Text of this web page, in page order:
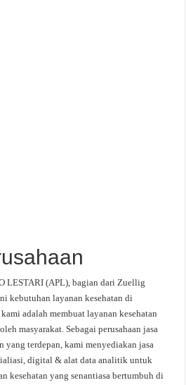
LESTARI (APL), bagian dari Zuellig
kebutuhan layanan kesehatan di
adalah membuat layanan kesehatan
masyarakat. Sebagai perusahaan jasa
yang terdepan, kami menyediakan jasa
digital & alat data analitik untuk
kesehatan yang senantiasa bertumbuh di